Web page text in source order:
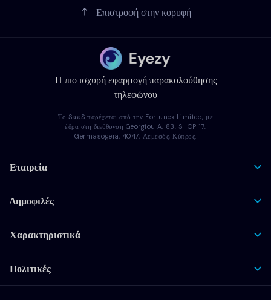
Επιστροφή στην κορυφή
Η πιο ισχυρή εφαρμογή παρακολούθησης
τηλεφώνου
Το SaaS παρέχεται από την Fortunex Limited, με
έδρα στη διεύθυνση Georgiou A, 83, SHOP 17,
Germasogeia, 4047, Λεμεσός, Κύπρος.
Εταιρεία
Δημοφιλές
Χαρακτηριστικά
Πολιτικές